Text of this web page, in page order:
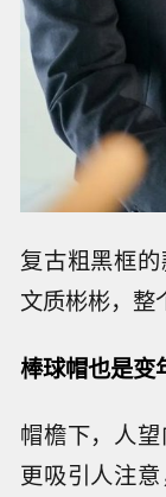
复古粗黑框
文质彬彬，整
棒球帽也是变
帽檐下，人
更吸引人注